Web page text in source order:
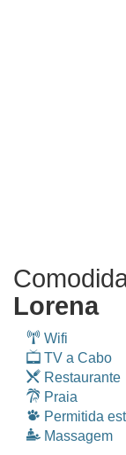
Lorena
Wifi
TV a Cabo
Restaurante
Praia
Permitida
Massagem